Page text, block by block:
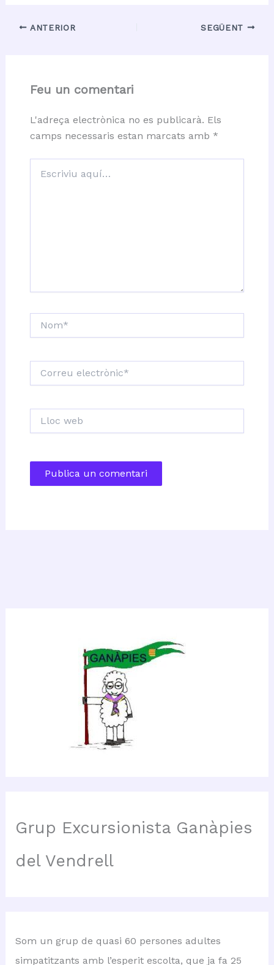
ANTERIOR SEGÜENT
Feu un comentari
L'adreça electrònica no es publicarà. Els
camps necessaris estan marcats amb *
aquí…
electrònic*
web
Grup Excursionista Ganàpies
del Vendrell
Som un grup de quasi 60 persones adultes
simpatitzants amb l’esperit escolta, que ja fa 25